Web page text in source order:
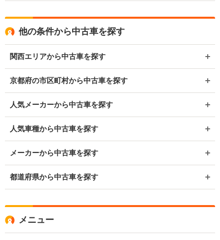
他の条件から中古車を探す
関西エリアから中古車を探す
京都府の市区町村から中古車を探す
人気メーカーから中古車を探す
人気車種から中古車を探す
メーカーから中古車を探す
都道府県から中古車を探す
メニュー